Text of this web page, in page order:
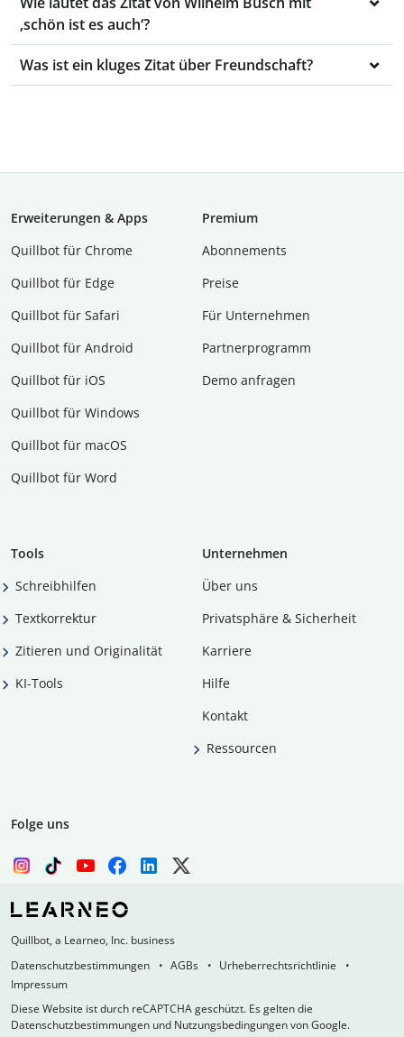
‚schön ist es auch‘?
Was ist ein kluges Zitat über Freundschaft?
Erweiterungen & Apps
Quillbot für Chrome
Quillbot für Edge
Quillbot für Safari
Quillbot für Android
Quillbot für iOS
Quillbot für Windows
Quillbot für macOS
Quillbot für Word
Premium
Abon­ne­ments
Preise
Für Unternehmen
Partnerprogramm
Demo anfragen
Tools
Schreibhilfen
Textkorrektur
Zitieren und Originalität
KI-Tools
Unternehmen
Über uns
Privatsphäre & Sicherheit
Karriere
Hilfe
Kontakt
Ressourcen
Folge uns
Quillbot, a Learneo, Inc. business
Datenschutzbestimmungen
AGBs
Urheberrechtsrichtlinie
Impressum
Diese Website ist durch reCAPTCHA geschützt. Es gelten die
Datenschutzbestimmungen und Nutzungsbedingungen von Google.